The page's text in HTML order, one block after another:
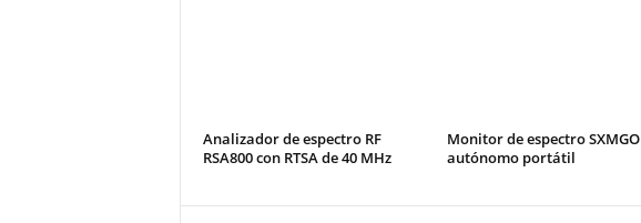
Analizador de espectro RF
RSA800 con RTSA de 40 MHz
Monitor de espectro SXMGO
autónomo portátil